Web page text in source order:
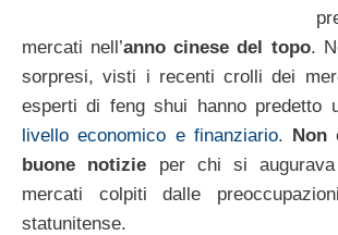
mercati nell’anno cinese del topo.
sorpresi, visti i recenti crolli dei
esperti di feng shui hanno predetto
livello economico e finanziario. Non
buone notizie per chi si
mercati colpiti dalle
statunitense.